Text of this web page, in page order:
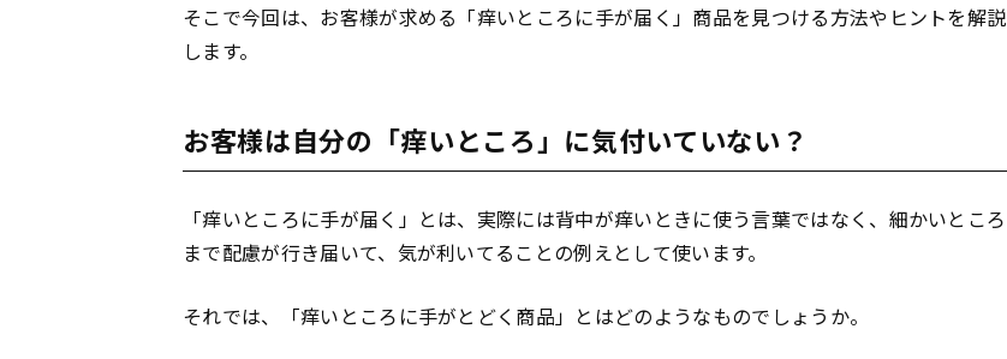
そこで今回は、お客様が求める「痒いところに手が届く」商品を見つける方法やヒントを解説
します。
お客様は自分の「痒いところ」に気付いていない？
「痒いところに手が届く」とは、実際には背中が痒いときに使う言葉ではなく、細かいところ
まで配慮が行き届いて、気が利いてることの例えとして使います。
それでは、「痒いところに手がとどく商品」とはどのようなものでしょうか。